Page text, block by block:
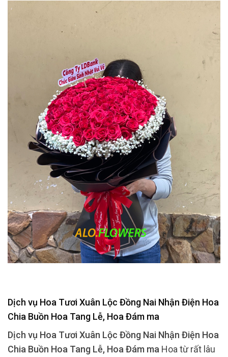
Dịch vụ Hoa Tươi Xuân Lộc Đồng Nai Nhận Điện Hoa
Chia Buồn Hoa Tang Lễ, Hoa Đám ma
Dịch vụ Hoa Tươi Xuân Lộc Đồng Nai Nhận Điện Hoa
Chia Buồn Hoa Tang Lễ, Hoa Đám ma Hoa từ rất lâu